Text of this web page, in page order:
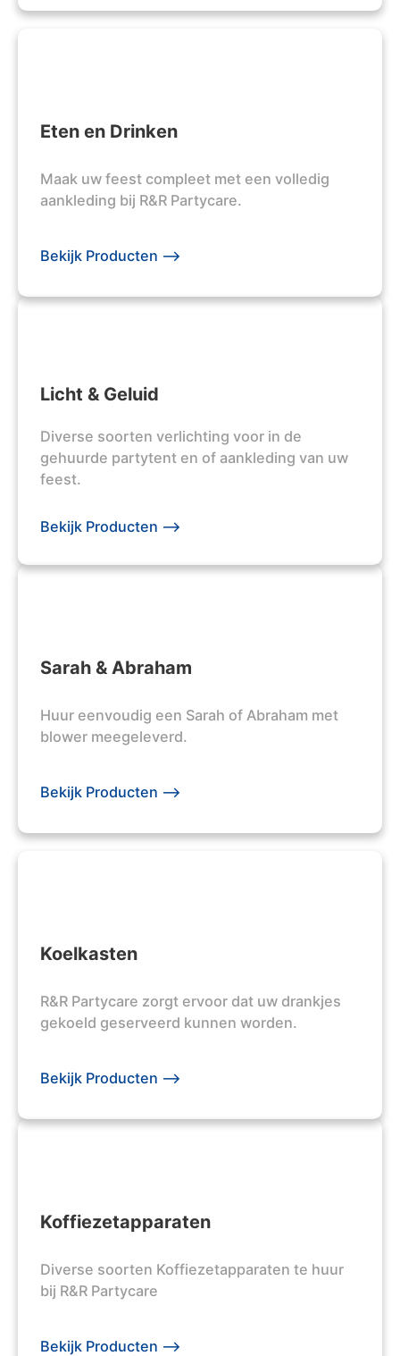
Eten en Drinken
Maak uw feest compleet met een volledig
aankleding bij R&R Partycare.
Bekijk Producten -->
Licht & Geluid
Diverse soorten verlichting voor in de
gehuurde partytent en of aankleding van uw
feest.
Bekijk Producten -->
Sarah & Abraham
Huur eenvoudig een Sarah of Abraham met
blower meegeleverd.
Bekijk Producten -->
Koelkasten
R&R Partycare zorgt ervoor dat uw drankjes
gekoeld geserveerd kunnen worden.
Bekijk Producten -->
Koffiezetapparaten
Diverse soorten Koffiezetapparaten te huur
bij R&R Partycare
Bekijk Producten -->